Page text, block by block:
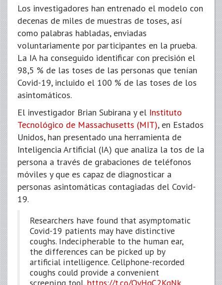
Los investigadores han entrenado el modelo con
decenas de miles de muestras de toses, así
como palabras habladas, enviadas
voluntariamente por participantes en la prueba.
La IA ha conseguido identificar con precisión el
98,5 % de las toses de las personas que tenían
Covid-19, incluido el 100 % de las toses de los
asintomáticos.
El investigador Brian Subirana y el Instituto
Tecnológico de Massachusetts (MIT), en Estados
Unidos, han presentado una herramienta de
Inteligencia Artificial (IA) que analiza la tos de la
persona a través de grabaciones de teléfonos
móviles y que es capaz de diagnosticar a
personas asintomáticas contagiadas del Covid-
19.
Researchers have found that asymptomatic
Covid-19 patients may have distinctive
coughs. Indecipherable to the human ear,
the differences can be picked up by
artificial intelligence. Cellphone-recorded
coughs could provide a convenient